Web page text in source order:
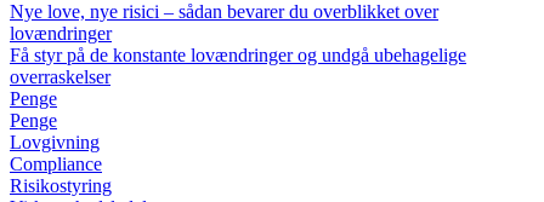
Nye love, nye risici – sådan bevarer du overblikket over
lovændringer
Få styr på de konstante lovændringer og undgå ubehagelige
overraskelser
Penge
Penge
Lovgivning
Compliance
Risikostyring